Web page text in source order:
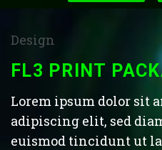
Design
FL3 PRINT
Lorem ipsum dolor sit
adipiscing elit, sed
euismod tincidunt ut